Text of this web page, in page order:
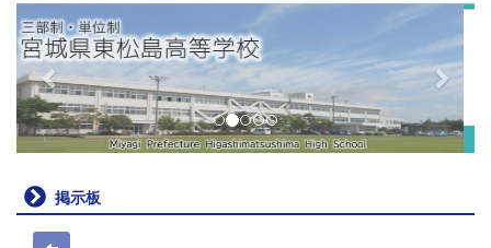
p
r
e
v
i
u
s
e
x
t
掲示板